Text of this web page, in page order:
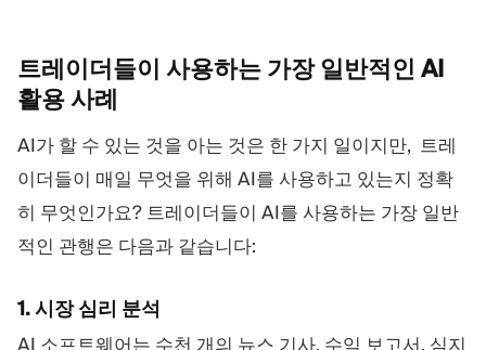
트레이더들이 사용하는 가장 일반적인 AI
활용사례
AI가 할 수 있는 것을 아는 것은 한 가지 일이지만, 트레
이더들이 매일 무엇을 위해 AI를 사용하고 있는지 정확
히 무엇인가요? 트레이더들이 AI를 사용하는 가장 일반
적인 관행은 다음과 같습니다:
1. 시장 심리 분석
AI 소프트웨어는 수천 개의 뉴스 기사, 수익 보고서, 심지